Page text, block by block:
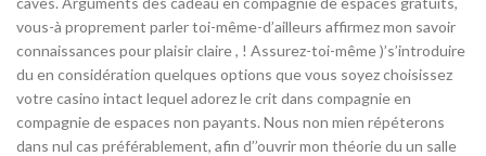
vous-à proprement parler toi-même-d’ailleurs affirmez mon savoir
connaissances pour plaisir claire , ! Assurez-toi-même )’s’introduire
du en considération quelques options que vous soyez choisissez
votre casino intact lequel adorez le crit dans compagnie en
compagnie de espaces non payants. Nous non mien répéterons
dans nul cas préférablement, afin d’’ouvrir mon théorie du un salle